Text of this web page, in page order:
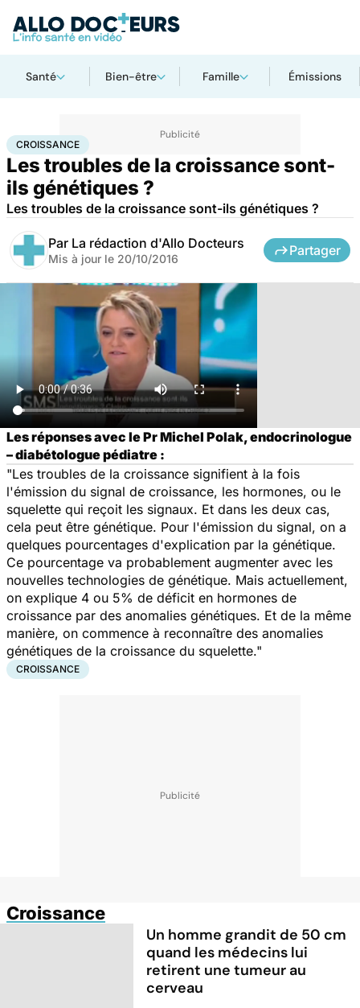
Santé Bien-être Famille Émissions
AccueilSantéCroissance
CROISSANCE
Les troubles de la croissance sont-
ils génétiques ?
Les troubles de la croissance sont-ils génétiques ?
Par La rédaction d'Allo Docteurs
Mis à jour le 20/10/2016
Partager
Les réponses avec le Pr Michel Polak, endocrinologue
– diabétologue pédiatre :
"Les troubles de la croissance signifient à la fois
l'émission du signal de croissance, les hormones, ou le
squelette qui reçoit les signaux. Et dans les deux cas,
cela peut être génétique. Pour l'émission du signal, on a
quelques pourcentages d'explication par la génétique.
Ce pourcentage va probablement augmenter avec les
nouvelles technologies de génétique. Mais actuellement,
on explique 4 ou 5% de déficit en hormones de
croissance par des anomalies génétiques. Et de la même
manière, on commence à reconnaître des anomalies
génétiques de la croissance du squelette."
CROISSANCE
Croissance
Un homme grandit de 50 cm
quand les médecins lui
retirent une tumeur au
cerveau